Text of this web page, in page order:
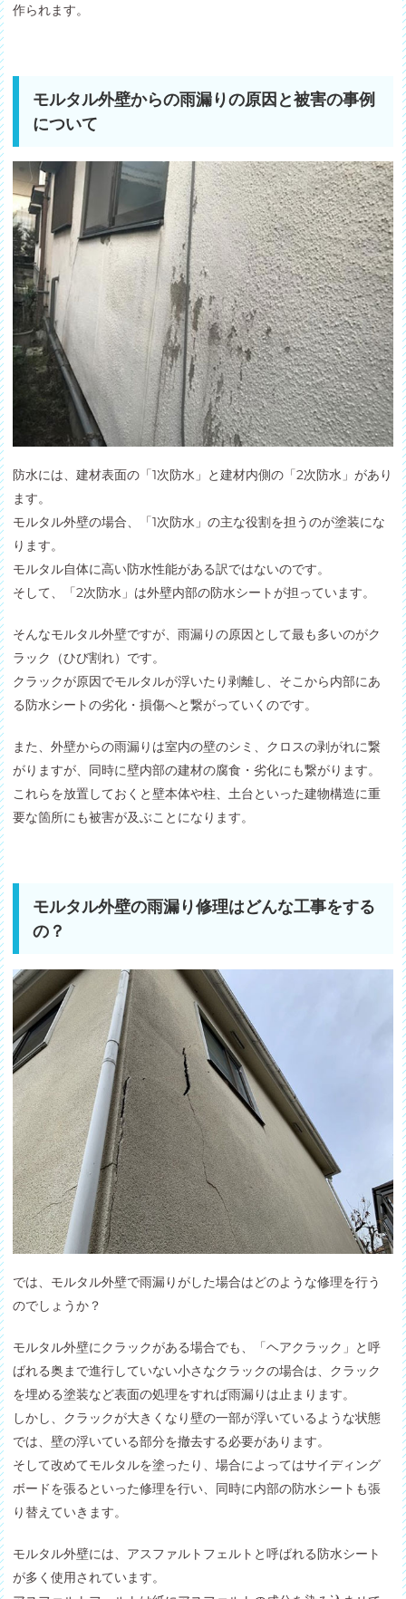
作られます。
モルタル外壁からの雨漏りの原因と被害の事例
について
防水には、建材表面の「1次防水」と建材内側の「2次防水」があり
ます。
モルタル外壁の場合、「1次防水」の主な役割を担うのが塗装にな
ります。
モルタル自体に高い防水性能がある訳ではないのです。
そして、「2次防水」は外壁内部の防水シートが担っています。
そんなモルタル外壁ですが、雨漏りの原因として最も多いのがク
ラック（ひび割れ）です。
クラックが原因でモルタルが浮いたり剥離し、そこから内部にあ
る防水シートの劣化・損傷へと繋がっていくのです。
また、外壁からの雨漏りは室内の壁のシミ、クロスの剥がれに繋
がりますが、同時に壁内部の建材の腐食・劣化にも繋がります。
これらを放置しておくと壁本体や柱、土台といった建物構造に重
要な箇所にも被害が及ぶことになります。
モルタル外壁の雨漏り修理はどんな工事をする
の？
では、モルタル外壁で雨漏りがした場合はどのような修理を行う
のでしょうか？
モルタル外壁にクラックがある場合でも、「ヘアクラック」と呼
ばれる奥まで進行していない小さなクラックの場合は、クラック
を埋める塗装など表面の処理をすれば雨漏りは止まります。
しかし、クラックが大きくなり壁の一部が浮いているような状態
では、壁の浮いている部分を撤去する必要があります。
そして改めてモルタルを塗ったり、場合によってはサイディング
ボードを張るといった修理を行い、同時に内部の防水シートも張
り替えていきます。
モルタル外壁には、アスファルトフェルトと呼ばれる防水シート
が多く使用されています。